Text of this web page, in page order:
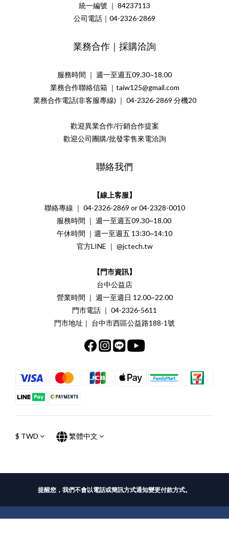
統一編號 ｜ 84237113
公司電話｜04-2326-2869
業務合作｜採購洽詢
服務時間 ｜ 週一至週五09.30~18.00
業務合作聯絡信箱 ｜taiw125@gmail.com
業務合作電話(非客服專線) ｜ 04-2326-2869 分機20
歡迎異業合作/行銷合作提案
歡迎公司團購/批發零售來電洽詢
聯絡我們
【線上客服】
聯絡專線 ｜ 04-2326-2869 or 04-2328-0010
服務時間 ｜ 週一至週五09.30~18.00
午休時間 ｜週一至週五 13:30~14:10
官方LINE ｜ @jctech.tw
【門市資訊】
台中公益店
營業時間 ｜ 週一至週日 12.00~22.00
門市電話 ｜ 04-2326-5611
門市地址｜ 台中市西區公益路188-1號
$ TWD 繁體中文
提醒您，我們不會以電話或簡訊方式通知變更付款方式。